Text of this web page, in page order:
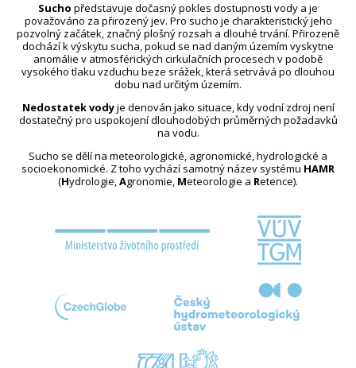
Sucho představuje dočasný pokles dostupnosti vody a je
považováno za přirozený jev. Pro sucho je charakteristický jeho
pozvolný začátek, značný plošný rozsah a dlouhé trvání. Přirozeně
dochází k výskytu sucha, pokud se nad daným územím vyskytne
anomálie v atmosférických cirkulačních procesech v podobě
vysokého tlaku vzduchu beze srážek, která setrvává po dlouhou
dobu nad určitým územím.
Nedostatek vodyje definován jako situace, kdy vodní zdroj není
dostatečný pro uspokojení dlouhodobých průměrných požadavků
na vodu.
Sucho se dělí na meteorologické, agronomické, hydrologické a
socioekonomické. Z toho vychází samotný název systému HAMR
(Hydrologie,Agronomie, Meteorologie a Retence).